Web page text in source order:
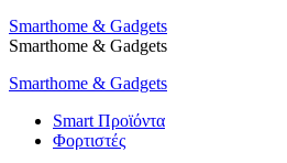
Smarthome & Gadgets
Smarthome & Gadgets
Smarthome & Gadgets
Smart Προϊόντα
Φορτιστές